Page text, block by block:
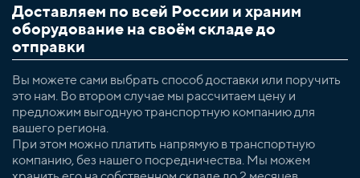
Доставляем по всей России и храним
оборудование на своём складе до
отправки
Вы можете сами выбрать способ доставки или поручить
это нам. Во втором случае мы рассчитаем цену и
предложим выгодную транспортную компанию для
вашего региона.
При этом можно платить напрямую в транспортную
компанию, без нашего посредничества. Мы можем